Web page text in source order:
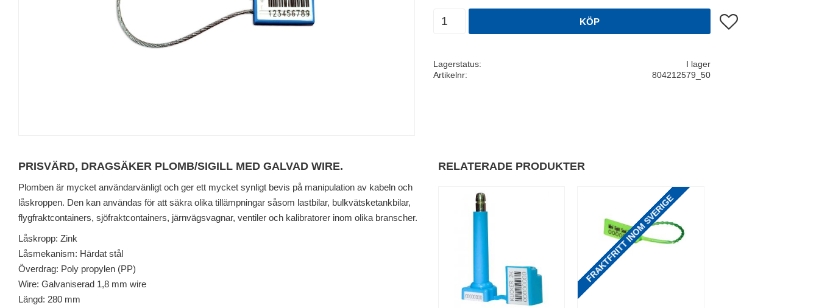
KÖP Lägg till i favoriter
Lagerstatus
I lager
Artikelnr
804212579_50
PRISVÄRD, DRAGSÄKER PLOMB/SIGILL MED GALVAD WIRE.
Plomben är mycket användarvänligt och ger ett mycket synligt bevis på manipulation av kabeln och
låskroppen. Den kan användas för att säkra olika tillämpningar såsom lastbilar, bulkvätsketankbilar,
flygfraktcontainers, sjöfraktcontainers, järnvägsvagnar, ventiler och kalibratorer inom olika branscher.
Låskropp: Zink
Låsmekanism: Härdat stål
Överdrag: Poly propylen (PP)
Wire: Galvaniserad 1,8 mm wire
Längd: 280 mm
RELATERADE PRODUKTER
FRAKTFRITT INOM SVERIGE